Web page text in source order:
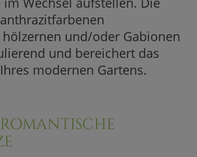
und/oder Gabionen
und bereichert das
modernen Gartens.